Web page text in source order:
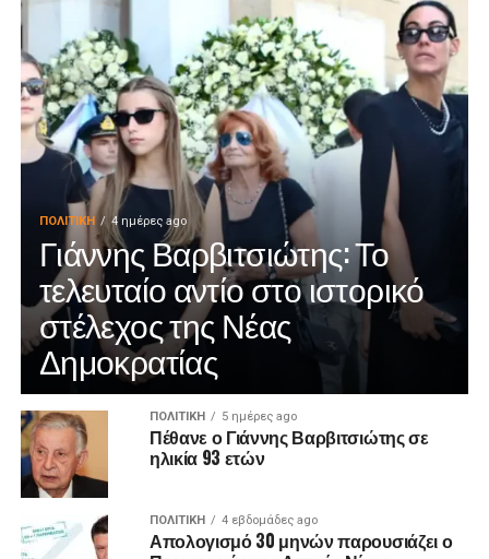
ΠΟΛΙΤΙΚΉ 4 ημέρες ago
Γιάννης Βαρβιτσιώτης: Το
τελευταίο αντίο στο ιστορικό
στέλεχος της Νέας
Δημοκρατίας
ΠΟΛΙΤΙΚΉ 5 ημέρες ago
Πέθανε ο Γιάννης Βαρβιτσιώτης σε
ηλικία 93 ετών
ΠΟΛΙΤΙΚΉ 4 εβδομάδες ago
Απολογισμό 30 μηνών παρουσιάζει ο